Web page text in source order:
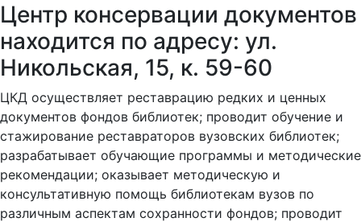
Центр консервации документов
находится по адресу: ул.
Никольская, 15, к. 59-60
ЦКД осуществляет реставрацию редких и ценных
документов фондов библиотек; проводит обучение и
стажирование реставраторов вузовских библиотек;
разрабатывает обучающие программы и методические
рекомендации; оказывает методическую и
консультативную помощь библиотекам вузов по
различным аспектам сохранности фондов; проводит